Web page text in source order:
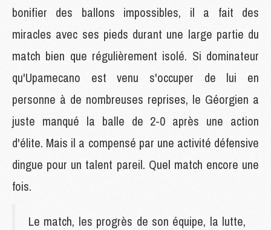
bonifier des ballons impossibles, il a fait des
miracles avec ses pieds durant une large partie du
match bien que régulièrement isolé. Si dominateur
qu'Upamecano est venu s'occuper de lui en
personne à de nombreuses reprises, le Géorgien a
juste manqué la balle de 2-0 après une action
d'élite. Mais il a compensé par une activité défensive
dingue pour un talent pareil. Quel match encore une
fois.
Le match, les progrès de son équipe, la lutte,